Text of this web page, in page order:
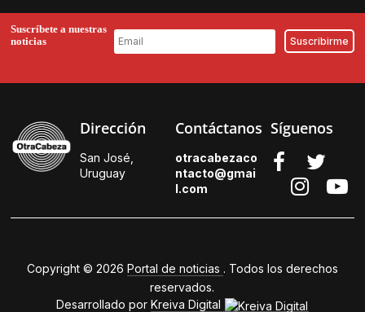
Suscríbete a nuestras
noticias
Dirección
San José,
Uruguay
Contáctanos
otracabezaco
ntacto@gmai
l.com
Síguenos
Copyright © 2026 Portal de noticias . Todos los derechos
reservados.
Desarrollado por Kreiva Digital